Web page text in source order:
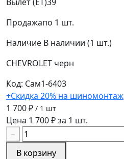
Продажапо 1 шт.
Наличие В наличии (1 шт.)
CHEVROLET черн
Код: Сам1-6403
+Скидка 20% на шиномонтаж
1 700 ₽ / 1 шт
Цена 1 700 ₽ за 1 шт.
−
В корзину